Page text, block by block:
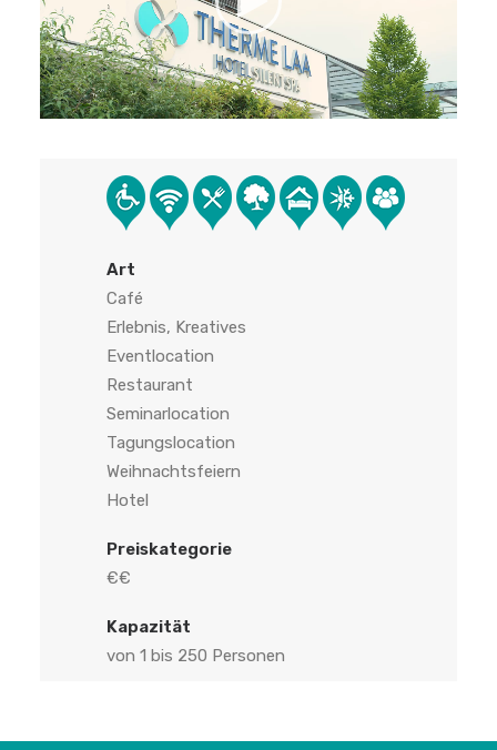
Art
Café
Erlebnis, Kreatives
Eventlocation
Restaurant
Seminarlocation
Tagungslocation
Weihnachtsfeiern
Hotel
Preiskategorie
€€
Kapazität
von 1 bis 250 Personen